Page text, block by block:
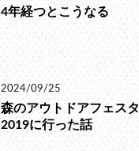
4年経つとこうなる
2024/09/25
森のアウトドアフェスタ
2019に行った話